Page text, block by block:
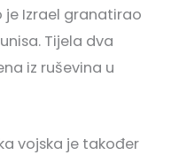
je Izrael granatirao
Tijela dva
iz ruševina u
vojska je također